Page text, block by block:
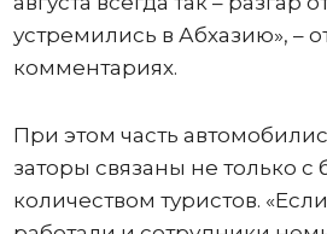
устремились в Абхазию», –
комментариях.
При этом часть
заторы связаны не только
количеством туристов.